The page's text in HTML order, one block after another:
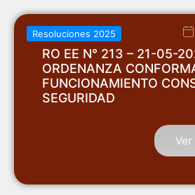
Resoluciones 2025
RO EE N° 213 – 21-05-
ORDENANZA
FUNCIONAMIENTO
SEGURIDAD
Ver